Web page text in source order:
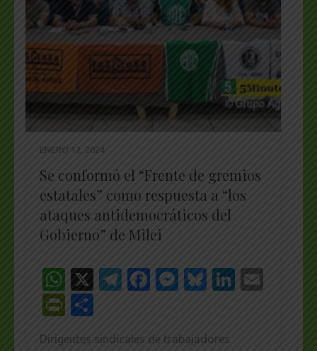
ENERO 12, 2024
Se conformó el “Frente de gremios
estatales” como respuesta a “los
ataques antidemocráticos del
Gobierno” de Milei
WhatsApp
X Telegram
Facebook
Messenger
Bluesky
PrintFriendly
Dirigentes sindicales de trabajadores